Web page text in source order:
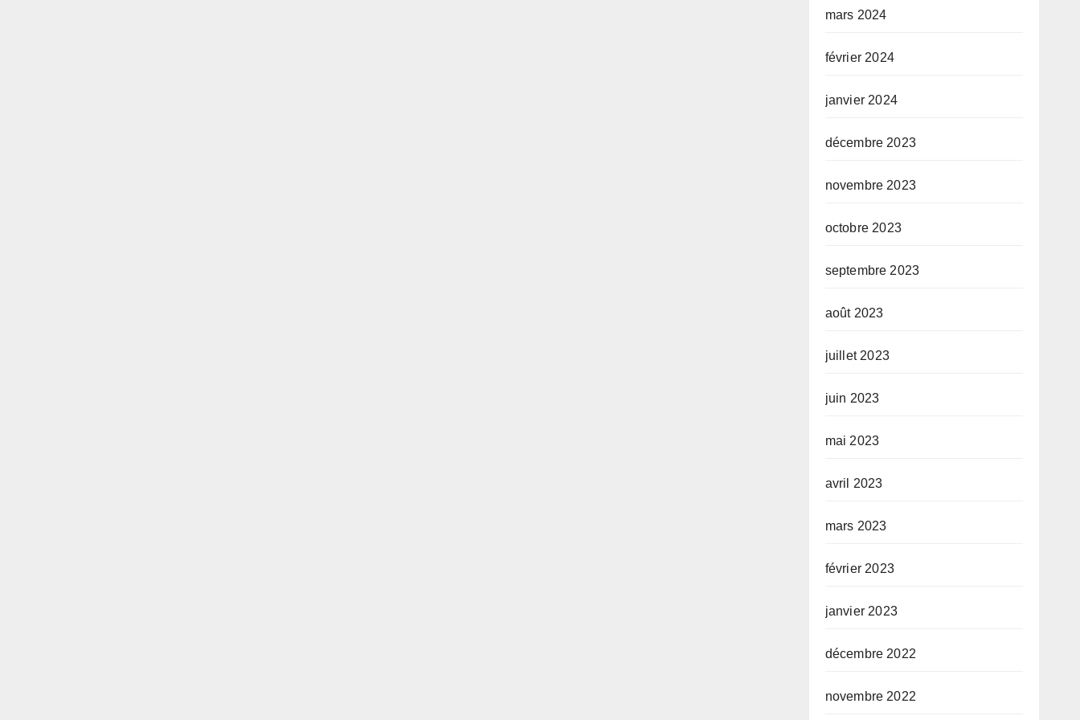
mars 2024
février 2024
janvier 2024
décembre 2023
novembre 2023
octobre 2023
septembre 2023
août 2023
juillet 2023
juin 2023
mai 2023
avril 2023
mars 2023
février 2023
janvier 2023
décembre 2022
novembre 2022